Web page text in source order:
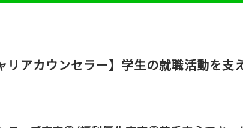
リアカウンセラー】学生の就職活動を支